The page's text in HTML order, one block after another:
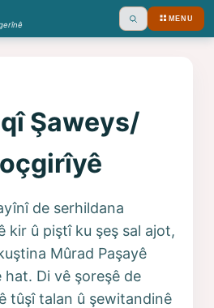
Ara MENU
Şaweys/
de serhildana
kir û piştî ku şeş sal ajot,
Mûrad Paşayê
Di vê şoreşê de
tûşî talan û şewitandinê